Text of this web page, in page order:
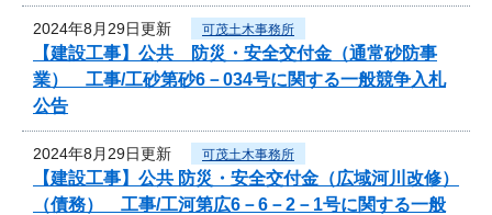
2024年8月29日更新 可茂土木事務所
【建設工事】公共 防災・安全交付金（通常砂防事
業） 工事/工砂第砂6－034号に関する一般競争入札
公告
2024年8月29日更新 可茂土木事務所
【建設工事】公共 防災・安全交付金（広域河川改修）
（債務） 工事/工河第広6－6－2－1号に関する一般